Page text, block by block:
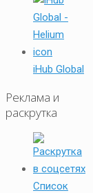
iHub Global
Реклама и
раскрутка
Список